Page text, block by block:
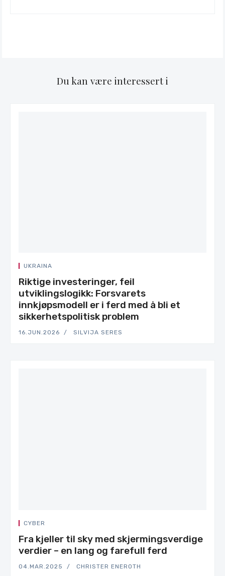
Du kan være interessert i
UKRAINA
Riktige investeringer, feil
utviklingslogikk: Forsvarets
innkjøpsmodell er i ferd med å bli et
sikkerhetspolitisk problem
16.JUN.2026 SILVIJA SERES
CYBER
Fra kjeller til sky med skjermingsverdige
verdier – en lang og farefull ferd
04.MAR.2025 CHRISTER ENEROTH